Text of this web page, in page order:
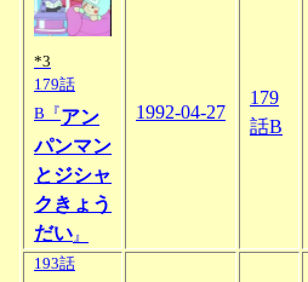
*3
179話
B『アン
パンマン
とジシャ
クきょう
だい 』
1992-04-27
179
話B
193話